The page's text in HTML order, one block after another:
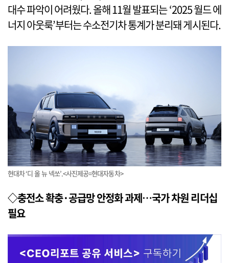
대수 파악이 어려웠다. 올해 11월 발표되는 ‘2025 월드 에
너지 아웃룩’부터는 수소전기차 통계가 분리돼 게시된다.
현대차 ‘디 올 뉴 넥쏘’.<사진제공=현대자동차>
◇충전소 확충·공급망 안정화 과제…국가 차원 리더십
필요